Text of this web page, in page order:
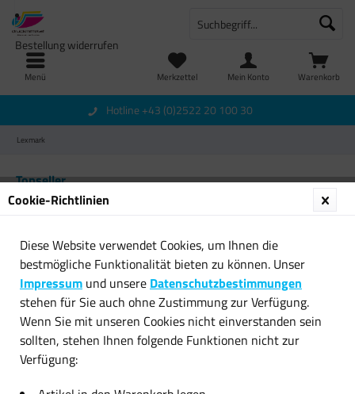
Menü Warenkorb
Merkzettel
Bestellung widerrufen
Mein Konto
Hotline +43 (0)2522 20 100 30
Lexmark
Topseller
Toner kompatibel für Lexmark
64016HE Schwarz...
26,21 € *
Lexmark C-540 (C540H2YG)
Cookie-Richtlinien
Diese Website verwendet Cookies, um Ihnen die
bestmögliche Funktionalität bieten zu können. Unser
Impressum und unsere Datenschutzbestimmungen
stehen für Sie auch ohne Zustimmung zur Verfügung.
Wenn Sie mit unseren Cookies nicht einverstanden sein
sollten, stehen Ihnen folgende Funktionen nicht zur
Verfügung: